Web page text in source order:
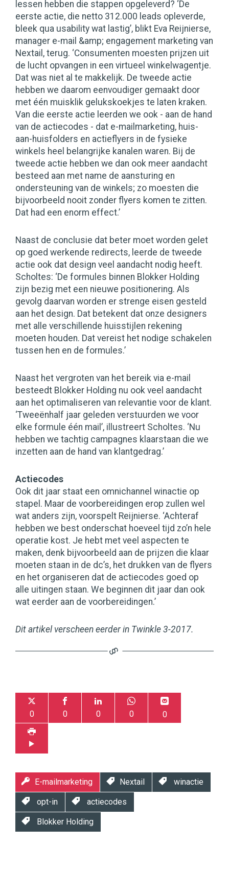
lessen hebben die stappen opgeleverd? ‘De
eerste actie, die netto 312.000 leads opleverde,
bleek qua usability wat lastig’, blikt Eva Reijnierse,
manager e-mail &amp; engagement marketing van
Nextail, terug. ‘Consumenten moesten prijzen uit
de lucht opvangen in een virtueel winkelwagentje.
Dat was niet al te makkelijk. De tweede actie
hebben we daarom eenvoudiger gemaakt door
met één muisklik gelukskoekjes te laten kraken.
Van die eerste actie leerden we ook - aan de hand
van de actiecodes - dat e-mailmarketing, huis-
aan-huisfolders en actieflyers in de fysieke
winkels heel belangrijke kanalen waren. Bij de
tweede actie hebben we dan ook meer aandacht
besteed aan met name de aansturing en
ondersteuning van de winkels; zo moesten die
bijvoorbeeld nooit zonder flyers komen te zitten.
Dat had een enorm effect.’
Naast de conclusie dat beter moet worden gelet
op goed werkende redirects, leerde de tweede
actie ook dat design veel aandacht nodig heeft.
Scholtes: ‘De formules binnen Blokker Holding
zijn bezig met een nieuwe positionering. Als
gevolg daarvan worden er strenge eisen gesteld
aan het design. Dat betekent dat onze designers
met alle verschillende huisstijlen rekening
moeten houden. Dat vereist het nodige schakelen
tussen hen en de formules.’
Naast het vergroten van het bereik via e-mail
besteedt Blokker Holding nu ook veel aandacht
aan het optimaliseren van relevantie voor de klant.
‘Tweeënhalf jaar geleden verstuurden we voor
elke formule één mail’, illustreert Scholtes. ‘Nu
hebben we tachtig campagnes klaarstaan die we
inzetten aan de hand van klantgedrag.’
Actiecodes
Ook dit jaar staat een omnichannel winactie op
stapel. Maar de voorbereidingen erop zullen wel
wat anders zijn, voorspelt Reijnierse. ‘Achteraf
hebben we best onderschat hoeveel tijd zo’n hele
operatie kost. Je hebt met veel aspecten te
maken, denk bijvoorbeeld aan de prijzen die klaar
moeten staan in de dc’s, het drukken van de flyers
en het organiseren dat de actiecodes goed op
alle uitingen staan. We beginnen dit jaar dan ook
wat eerder aan de voorbereidingen.’
Dit artikel verscheen eerder in Twinkle 3-2017.
0 0 0 0 0
E-mailmarketing Nextail winactie
opt-in actiecodes
Blokker Holding